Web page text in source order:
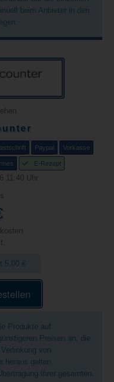
beim Anbieter in den
Paypal Vorkasse
E-Rezept
11:40 Uhr
5,00 €
Produkte auf
Preisen an, die
von
heraus gelten.
Ihrer gesamten